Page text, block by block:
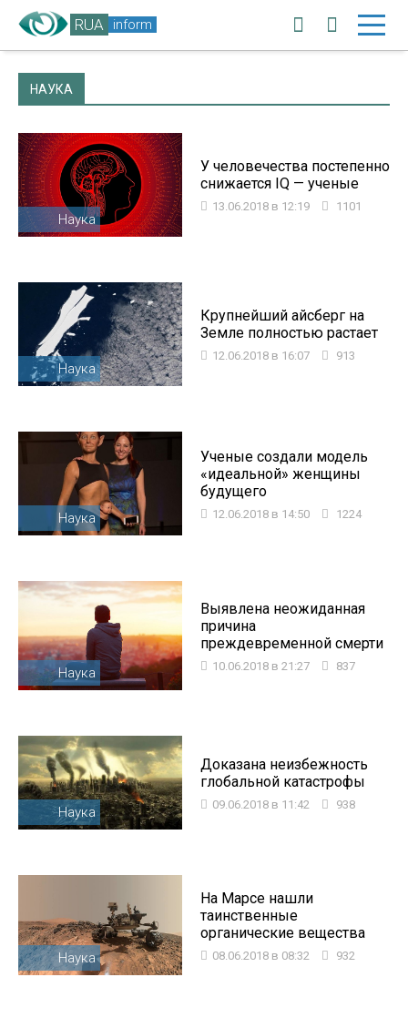
RUA inform
НАУКА
Наука
У человечества постепенно
снижается IQ — ученые
13.06.2018 в 12:19 1101
Наука
Крупнейший айсберг на
Земле полностью растает
12.06.2018 в 16:07 913
Наука
Ученые создали модель
«идеальной» женщины
будущего
12.06.2018 в 14:50 1224
Наука
Выявлена неожиданная
причина
преждевременной смерти
10.06.2018 в 21:27 837
Наука
Доказана неизбежность
глобальной катастрофы
09.06.2018 в 11:42 938
Наука
На Марсе нашли
таинственные
органические вещества
08.06.2018 в 08:32 932